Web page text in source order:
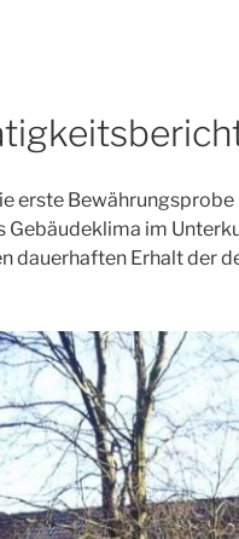
erste
Gebäudeklima im
dauerhaften Erhalt der